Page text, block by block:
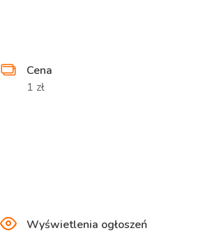
Cena
1 zł
Wyświetlenia ogłoszeń